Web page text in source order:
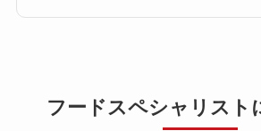
フードスペシャリスト